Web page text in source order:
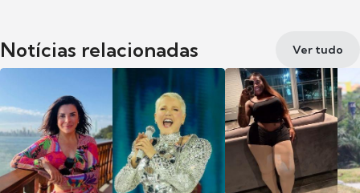
Notícias relacionadas Ver tudo